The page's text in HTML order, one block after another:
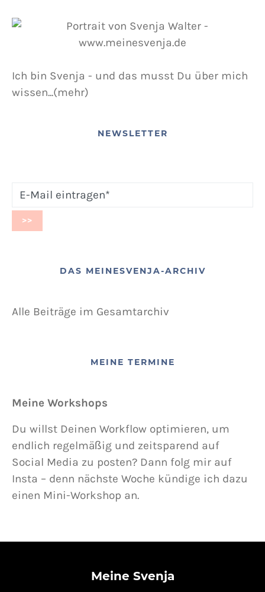
Ich bin Svenja - und das musst Du über mich
wissen...(mehr)
NEWSLETTER
DAS MEINESVENJA-ARCHIV
Alle Beiträge im Gesamtarchiv
MEINE TERMINE
Meine Workshops
Du willst Deinen Workflow optimieren, um
endlich regelmäßig und zeitsparend auf
Social Media zu posten? Dann folg mir auf
Insta – denn nächste Woche kündige ich dazu
einen Mini-Workshop an.
Meine Svenja